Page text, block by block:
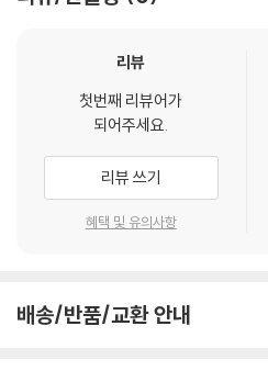
고둥, 개소겡, 꼬막, 쏙, 짱뚱어…
갯벌에는 흔히 아는 고둥, 꼬막, 갯지렁
랑게 등 여러 종류의 게들, 개소겡이나
생명체들이 살고 있습니다.
몸집이 아담한 방게를 부관으로, 지름
리뷰
첫번째 리뷰어가
되어주세요.
리뷰 쓰기
혜택 및 유의사항
배송/반품/교환 안내